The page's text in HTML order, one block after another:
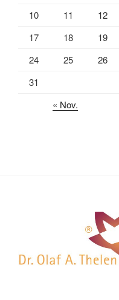
10
11 12
17
18 19
24
25 26
31
« Nov.